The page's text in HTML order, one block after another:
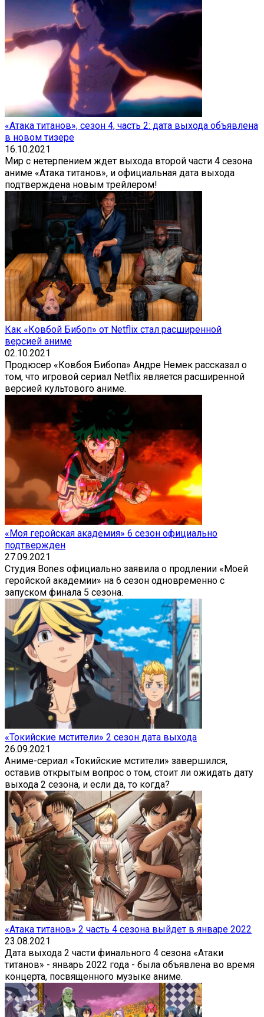
«Атака титанов», сезон 4, часть 2: дата выхода объявлена
в новом тизере
16.10.2021
Мир с нетерпением ждет выхода второй части 4 сезона
аниме «Атака титанов», и официальная дата выхода
подтверждена новым трейлером!
Как «Ковбой Бибоп» от Netflix стал расширенной
версией аниме
02.10.2021
Продюсер «Ковбоя Бибопа» Андре Немек рассказал о
том, что игровой сериал Netflix является расширенной
версией культового аниме.
«Моя геройская академия» 6 сезон официально
подтвержден
27.09.2021
Студия Bones официально заявила о продлении «Моей
геройской академии» на 6 сезон одновременно с
запуском финала 5 сезона.
«Токийские мстители» 2 сезон дата выхода
26.09.2021
Аниме-сериал «Токийские мстители» завершился,
оставив открытым вопрос о том, стоит ли ожидать дату
выхода 2 сезона, и если да, то когда?
«Атака титанов» 2 часть 4 сезона выйдет в январе 2022
23.08.2021
Дата выхода 2 части финального 4 сезона «Атаки
титанов» - январь 2022 года - была объявлена во время
концерта, посвященного музыке аниме.